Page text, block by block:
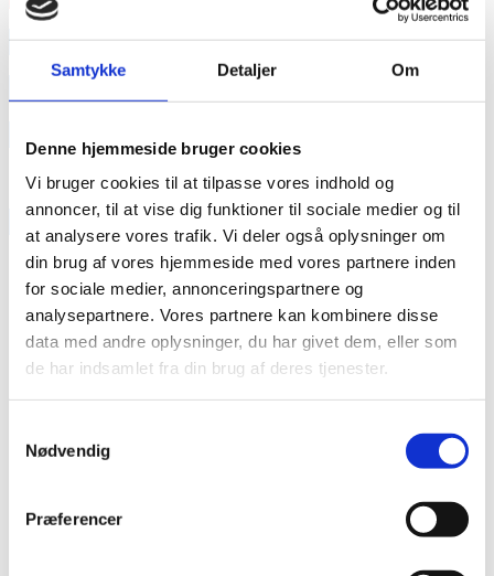
Samtykke Detaljer Om
Denne hjemmeside bruger cookies
Vi bruger cookies til at tilpasse vores indhold og
annoncer, til at vise dig funktioner til sociale medier og til
at analysere vores trafik. Vi deler også oplysninger om
din brug af vores hjemmeside med vores partnere inden
for sociale medier, annonceringspartnere og
analysepartnere. Vores partnere kan kombinere disse
data med andre oplysninger, du har givet dem, eller som
de har indsamlet fra din brug af deres tjenester.
Nødvendig
Præferencer
annonce
annonce
RAINBOW BUSINESS DENMARK